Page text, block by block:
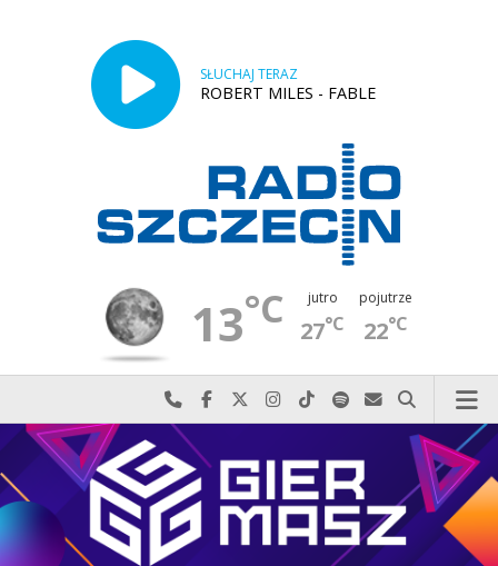
SŁUCHAJ TERAZ
ROBERT MILES - FABLE
13°C jutro
27°C
pojutrze
22°C
Najlepiej po prostu do nas zadzwoń
Odwiedź nas na Facebook-u
Odwiedź nas na X
Odwiedź nas na Instagram-ie
Odwiedź nas na TikTok-u
Szukaj nas na Spotify
Wyślij do nas
Szukaj